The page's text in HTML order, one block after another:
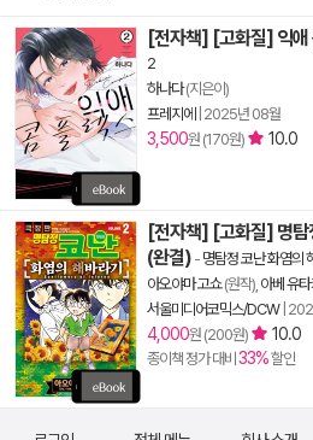
[전자책] [고화질] 익
2
하나다(지은이)
프레지에
2025년 08월
3,500원 (170원) 10.0
[전자책] [고화질] 명탐
(완결) - 명탐정 코난 화염의
아오야마 고쇼(원작), 아베 유
서울미디어코믹스/DCW|
4,000원 (200원) 10.0
종이책 정가 대비 33%할인